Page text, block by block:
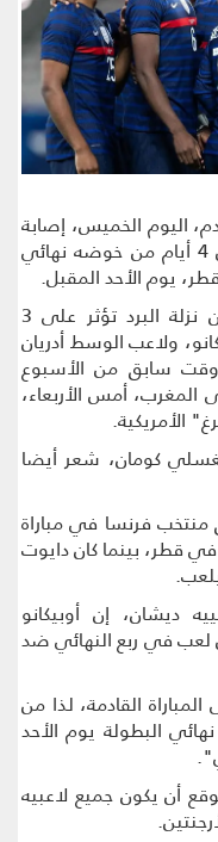
اليوم الخميس، إصابة
بعض من لاعبيه بنزلة برد، وذلك قبل 4 ‏أيام من خوضه نهائي
وأشار المدرب، دينييه ديشان، إلى أن نزلة البرد تؤثر على 3
ولاعب الوسط أدريان
وقت سابق من الأسبوع
أمس الأربعاء،
الأمريكية.
كومان، شعر أيضا
منتخب فرنسا في مباراة
في قطر، بينما كان دايوت
ديشان، إن أوبيكانو
لعب في ربع النهائي ضد
4 أيام حتى المباراة القادمة، لذا من
البطولة يوم الأحد
أن يكون جميع لاعبيه